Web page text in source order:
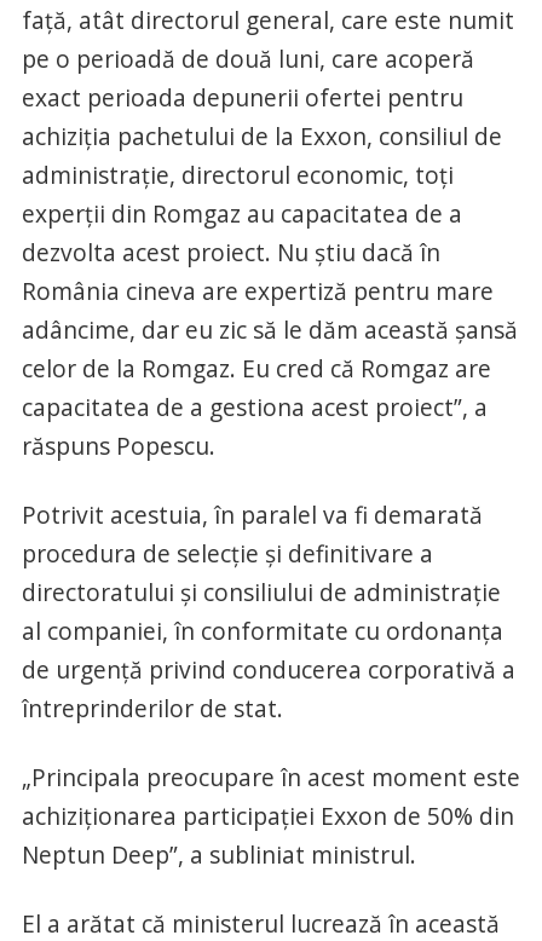
faţă, atât directorul general, care este numit
pe o perioadă de două luni, care acoperă
exact perioada depunerii ofertei pentru
achiziţia pachetului de la Exxon, consiliul de
administraţie, directorul economic, toţi
experţii din Romgaz au capacitatea de a
dezvolta acest proiect. Nu ştiu dacă în
România cineva are expertiză pentru mare
adâncime, dar eu zic să le dăm această şansă
celor de la Romgaz. Eu cred că Romgaz are
capacitatea de a gestiona acest proiect”, a
răspuns Popescu.
Potrivit acestuia, în paralel va fi demarată
procedura de selecţie şi definitivare a
directoratului şi consiliului de administraţie
al companiei, în conformitate cu ordonanţa
de urgenţă privind conducerea corporativă a
întreprinderilor de stat.
„Principala preocupare în acest moment este
achiziţionarea participaţiei Exxon de 50% din
Neptun Deep”, a subliniat ministrul.
El a arătat că ministerul lucrează în această